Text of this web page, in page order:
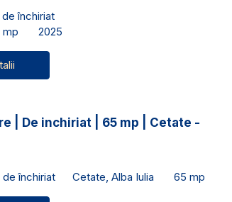
închiriat
mp 2025
| De inchiriat | 65 mp | Cetate -
închiriat Cetate, Alba Iulia 65 mp